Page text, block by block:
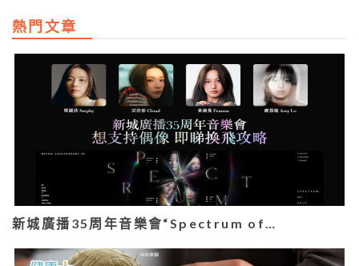
熱門文章
新城廣播35周年音樂會“Spectrum of…